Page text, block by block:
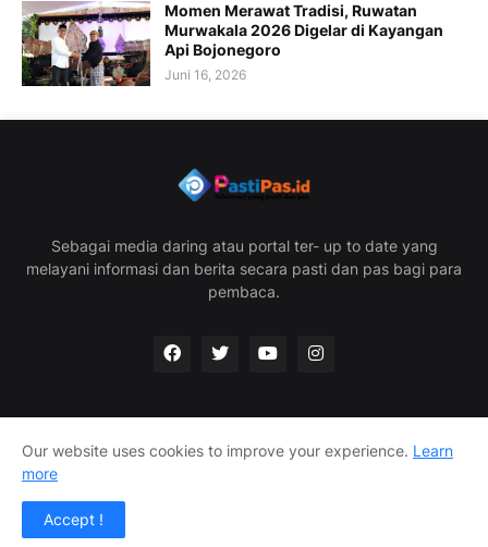
Momen Merawat Tradisi, Ruwatan
Murwakala 2026 Digelar di Kayangan
Api Bojonegoro
Juni 16, 2026
Sebagai media daring atau portal ter- up to date yang
melayani informasi dan berita secara pasti dan pas bagi para
pembaca.
Home Redaksi Privacy Policy
Disclaimer
Our website uses cookies to improve your experience. Learn
more
Accept !